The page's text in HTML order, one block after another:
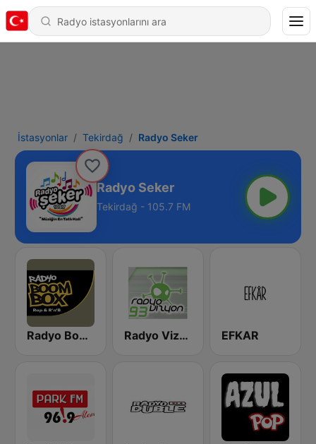
İstasyonlar Tekirdağ Radyo Seker
Radyo Seker
Tekirdağ - 105.7 FM
Radyo Boombox Radyo Vizyon 93.0 FM EFKAR